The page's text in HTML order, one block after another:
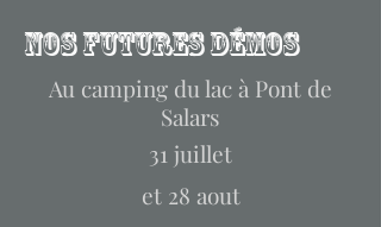
Nos futures démos
Au camping du lac à Pont de
Salars
31 juillet
et 28 aout